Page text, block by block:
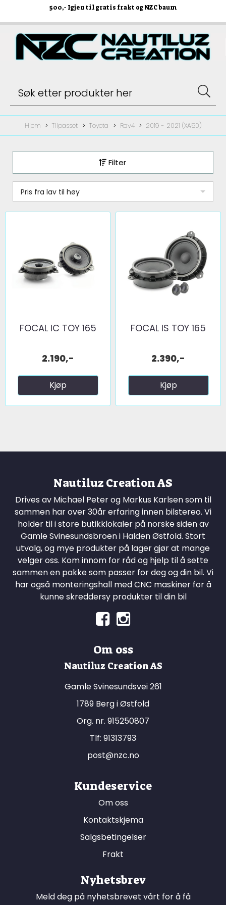
500,- Igjen til gratis frakt og NZC baum
Hjem Tilpasset Toyota Rav4 2019 - 2021 (XA50)
Filter
Pris fra lav til høy
FOCAL IC TOY 165
2.190,-
Kjøp
FOCAL IS TOY 165
2.390,-
Kjøp
Nautiluz Creation AS
Drives av Michael Peter og Markus Karlsen som til
sammen har over 30år erfaring innen bilstereo. Vi
holder til i store butikklokaler på norske siden av
Gamle Svinesundsbroen i Halden Østfold. Stort
utvalg, og mye produkter på lager gjør at mange
velger oss. Kom innom for råd og hjelp til å sette
sammen en pakke som passer for deg og din bil. Vi
har også monteringshall med CNC maskiner for å
kunne skreddersy produkter til din bil
Om oss
Nautiluz Creation AS
Gamle Svinesundsvei 261
1789 Berg i Østfold
Org. nr. 915250807
Tlf: 91313793
post@nzc.no
Kundeservice
Om oss
Kontaktskjema
Salgsbetingelser
Frakt
Nyhetsbrev
Meld deg på nyhetsbrevet vårt for å få